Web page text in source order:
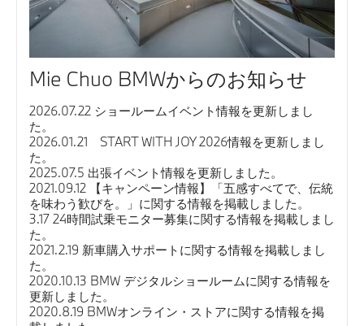
Mie Chuo BMWからのお知らせ
2026.07.22 ショールームイベント情報を更新しまし
た。
2026.01.21 START WITH JOY 2026情報を更新しまし
た。
2025.07.5 出張イベント情報を更新しました。
2021.09.12 【キャンペーン情報】「五感すべてで、伝統
を味わう歓びを。」に関する情報を掲載しました。
3.17 24時間試乗モニター募集に関する情報を掲載しまし
た。
2021.2.19 新車購入サポートに関する情報を掲載しまし
た。
2020.10.13 BMW デジタルショールームに関する情報を
更新しました。
2020.8.19 BMWオンライン・ストアに関する情報を掲